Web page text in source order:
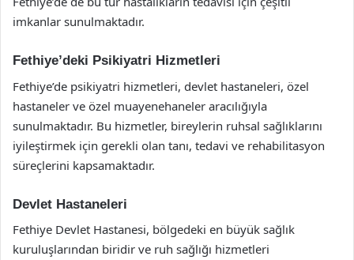
imkanlar sunulmaktadır.
Fethiye’deki Psikiyatri Hizmetleri
Fethiye’de psikiyatri hizmetleri, devlet hastaneleri, özel
hastaneler ve özel muayenehaneler aracılığıyla
sunulmaktadır. Bu hizmetler, bireylerin ruhsal sağlıklarını
iyileştirmek için gerekli olan tanı, tedavi ve rehabilitasyon
süreçlerini kapsamaktadır.
Devlet Hastaneleri
Fethiye Devlet Hastanesi, bölgedeki en büyük sağlık
kuruluşlarından biridir ve ruh sağlığı hizmetleri